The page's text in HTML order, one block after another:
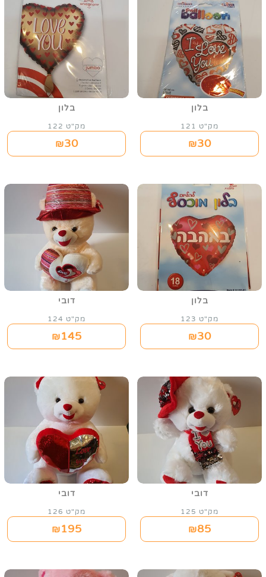
בלון
מק"ט 121
₪30
בלון
מק"ט 122
₪30
בלון
מק"ט 123
₪30
דובי
מק"ט 124
₪145
דובי
מק"ט 125
₪85
דובי
מק"ט 126
₪195